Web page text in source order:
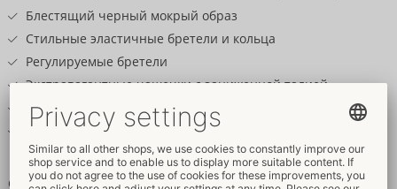
Блестящий черный мокрый образ
Стильные эластичные бретели и кольца
Регулируемые бретели
Экстравагантные чашечки с заниженной талией
Манящая открытая передняя часть
Эластичные и мягкие, обеспечивающие высокий комфорт
при ношении
Стильный глянцевый образ с комфортом!